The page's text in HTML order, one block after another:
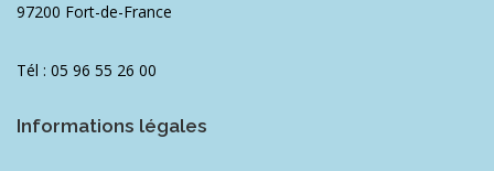
97200 Fort-de-France
Tél : 05 96 55 26 00
Informations légales